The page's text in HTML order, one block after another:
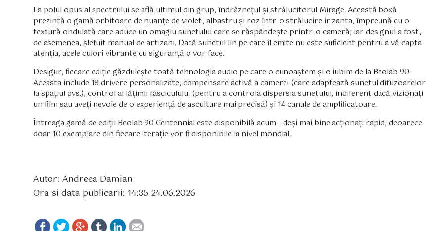
La polul opus al spectrului se află ultimul din grup, îndrăznețul și strălucitorul Mirage. Această boxă
prezintă o gamă orbitoare de nuanțe de violet, albastru și roz într-o strălucire irizanta, împreună cu o
textură ondulată care aduce un omagiu sunetului care se răspândește printr-o cameră; iar designul a fost,
de asemenea, șlefuit manual de artizani. Dacă sunetul lin pe care îl emite nu este suficient pentru a vă capta
atenția, acele culori vibrante cu siguranță o vor face.
Desigur, fiecare ediție găzduiește toată tehnologia audio pe care o cunoaștem și o iubim de la Beolab 90.
Aceasta include 18 drivere personalizate, compensare activă a camerei (care adaptează sunetul difuzoarelor
la spațiul dvs.), control al lățimii fasciculului (pentru a controla dispersia sunetului, indiferent dacă vizionați
un film sau aveți nevoie de o experiență de ascultare mai precisă) și 14 canale de amplificatoare.
Întreaga gamă de ediții Beolab 90 Centennial este disponibilă acum - deși mai bine acționați rapid, deoarece
doar 10 exemplare din fiecare iterație vor fi disponibile la nivel mondial.
Autor: Andreea Damian
Ora si data publicarii: 14:35 24.06.2026